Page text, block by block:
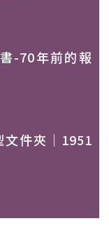
-70年前的報
文件夾｜1951